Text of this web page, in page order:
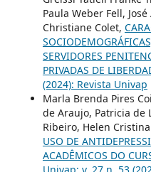
Paula Weber Fell,
Christiane Colet,
SERVIDORES
PRIVADAS DE
(2024): Revista Univap
Marla Brenda Pires
de Araujo, Patricia de
Ribeiro, Helen
USO DE
ACADÊMICOS DO